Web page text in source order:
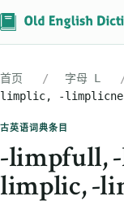
首页 字母 L
limplic, -
古英语词典条目
-limpfull,
limplic, -